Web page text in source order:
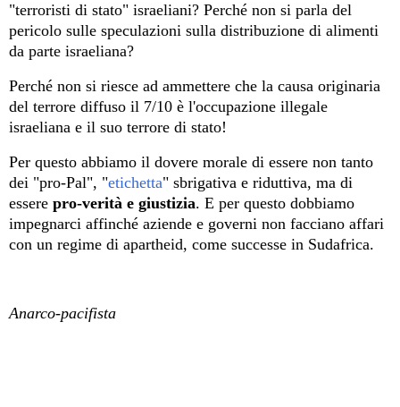
"terroristi di stato" israeliani? Perché non si parla del
pericolo sulle speculazioni sulla distribuzione di alimenti
da parte israeliana?
Perché non si riesce ad ammettere che la causa originaria
del terrore diffuso il 7/10 è l'occupazione illegale
israeliana e il suo terrore di stato!
Per questo abbiamo il dovere morale di essere non tanto
dei "pro-Pal", "etichetta" sbrigativa e riduttiva, ma di
essere pro-verità e giustizia. E per questo dobbiamo
impegnarci affinché aziende e governi non facciano affari
con un regime di apartheid, come successe in Sudafrica.
Anarco-pacifista